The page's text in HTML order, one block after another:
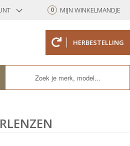
0 MIJN WINKELMANDJE
HERBESTELLING